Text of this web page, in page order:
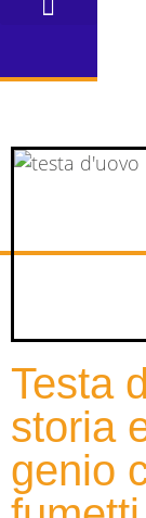
Testa
storia
genio